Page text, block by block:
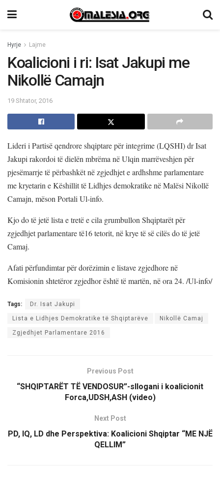
Hyrje Lajme
Koalicioni i ri: Isat Jakupi me
Nikollë Camajn
19 Shtator, 2016
Lideri i Partisë qendrore shqiptare për integrime (LQSHI) dr Isat
Jakupi rakordoi të dielën mbrëma në Ulqin marrëveshjen për
pjesëmarrje të përbashkët në zgjedhjet e ardhshme parlamentare
me kryetarin e Këshillit të Lidhjes demokratike në Malësi Nikollë
Camajn, mëson Portali Ul-info.
Kjo do të jetë lista e tretë e cila grumbullon Shqiptarët për
zgjedhjet parlamentare të16 tetorit, në krye të së cilës do të jetë
Camaj.
Afati përfundimtar për dorëzimin e listave zgjedhore në
Komisionin shtetëror zgjedhor është të martën, në ora 24. /Ul-info/
Tags: Dr. Isat Jakupi
Lista e Lidhjes Demokratike të Shqiptarëve Nikollë Camaj
Zgjedhjet Parlamentare 2016
Previous Post
“SHQIPTARËT TË VENDOSUR”-sllogani i koalicionit
Forca,UDSH,ASH (video)
Next Post
PD, IQ, LD dhe Perspektiva: Koalicioni Shqiptar “ME NJË
QELLIM”